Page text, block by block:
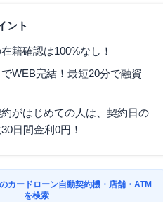
ント
籍確認は100%なし！
WEB完結！最短20分で融資
がはじめての人は、契約日の
日間金利0円！
カードローン自動契約機・店舗・ATM
を検索